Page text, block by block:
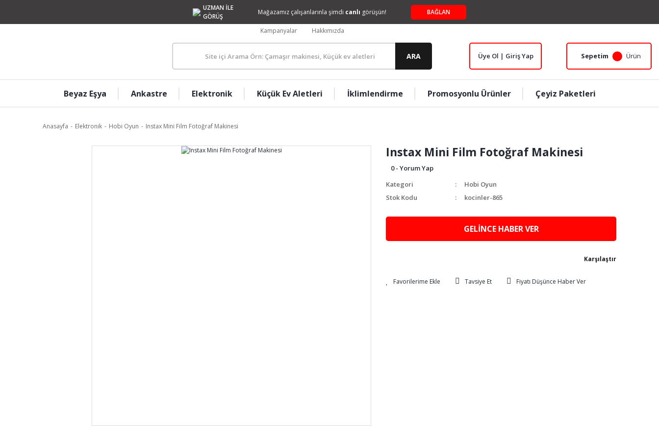
UZMAN İLE
GÖRÜŞ
Mağazamız çalışanlarınla şimdi canlı görüşün! BAĞLAN
Kampanyalar Hakkımızda
ARA Üye Ol | Giriş Yap Sepetim Ürün
Beyaz Eşya Ankastre Elektronik Küçük Ev Aletleri İklimlendirme Promosyonlu Ürünler Çeyiz Paketleri
Anasayfa Elektronik Hobi Oyun Instax Mini Film Fotoğraf Makinesi
Instax Mini Film Fotoğraf Makinesi
0 - Yorum Yap
Kategori
Hobi Oyun
Stok Kodu
kocinler-865
GELİNCE HABER VER
Karşılaştır
Tavsiye Et Fiyatı Düşünce Haber Ver